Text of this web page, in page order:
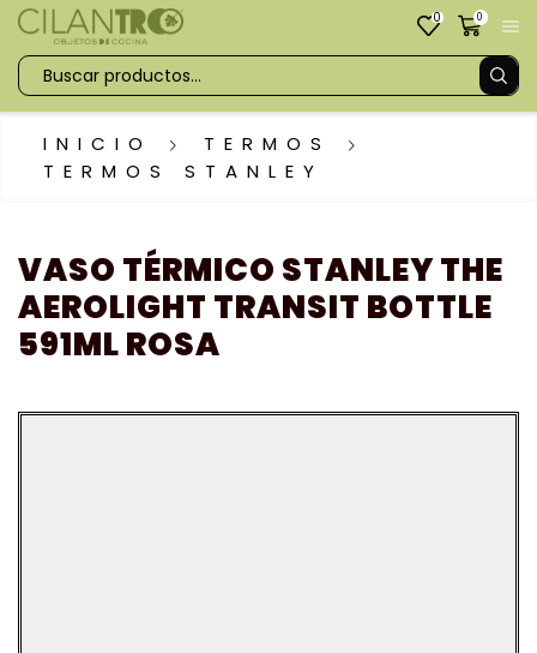
0 0
INICIO
TERMOS
TERMOS STANLEY
VASO TÉRMICO STANLEY THE
AEROLIGHT TRANSIT BOTTLE
591ML ROSA